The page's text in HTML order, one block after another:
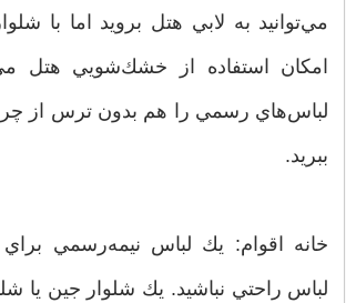
مي‌توانيد به لابي هتل برويد اما با
امكان استفاده از خشك‌شويي هتل
لباس‌هاي رسمي را هم بدون ترس از
ببريد.
خانه اقوام: يك لباس نيمه‌رسمي براي
لباس راحتي نباشيد. يك شلوار جين يا